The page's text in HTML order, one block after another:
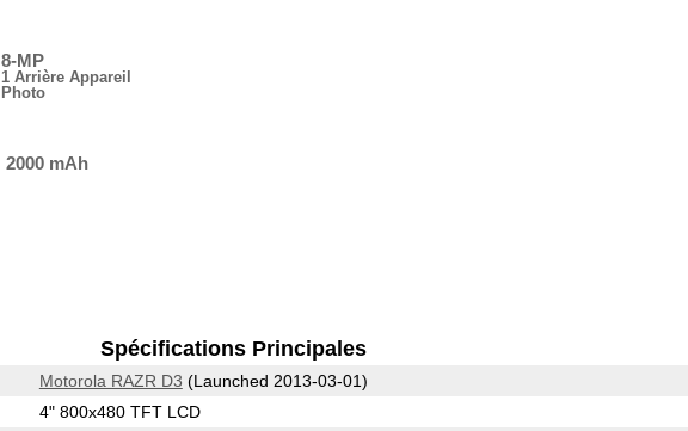
8-MP
1 Arrière Appareil
Photo
2000 mAh
Spécifications Principales
Motorola RAZR D3 (Launched 2013-03-01)
4" 800x480 TFT LCD